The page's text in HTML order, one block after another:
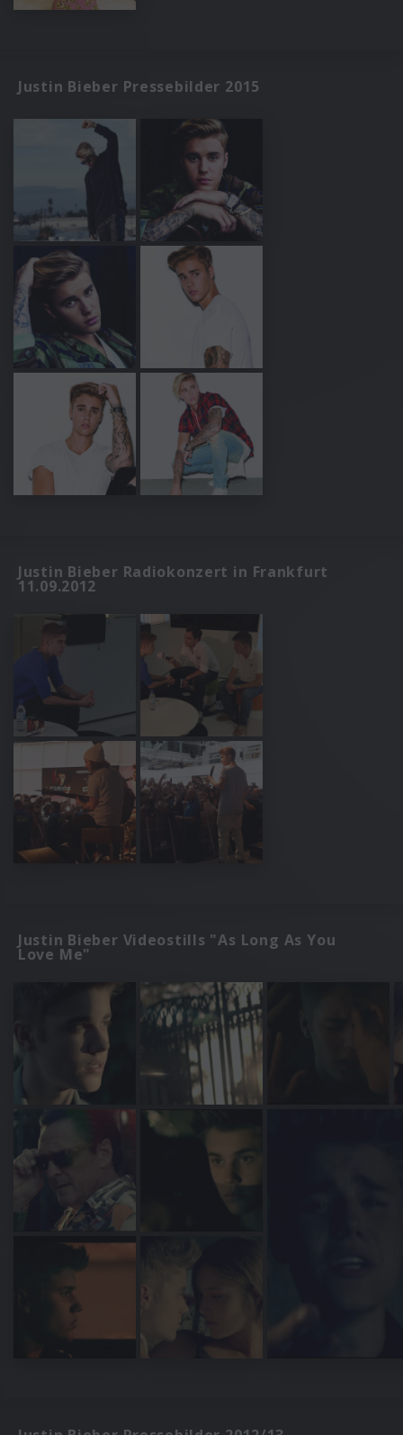
Justin Bieber Pressebilder 2015
Justin Bieber Radiokonzert in Frankfurt
11.09.2012
Justin Bieber Videostills "As Long As You
Love Me"